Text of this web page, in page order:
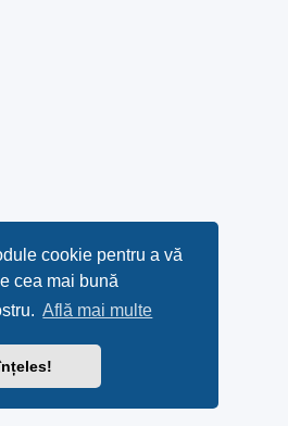
cookie pentru a vă
cea mai bună
Află mai multe